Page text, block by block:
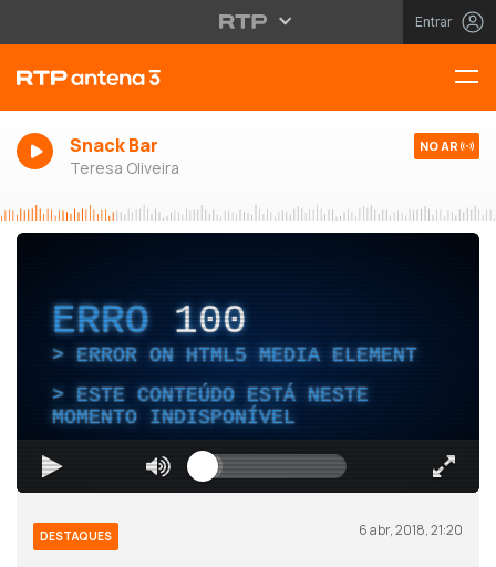
Entrar
Snack Bar
Teresa Oliveira
NO AR
ERRO 100
ERROR ON HTML5 MEDIA ELEMENT
ESTE CONTEÚDO ESTÁ NESTE
MOMENTO INDISPONÍVEL
DESTAQUES 6 abr, 2018, 21:20